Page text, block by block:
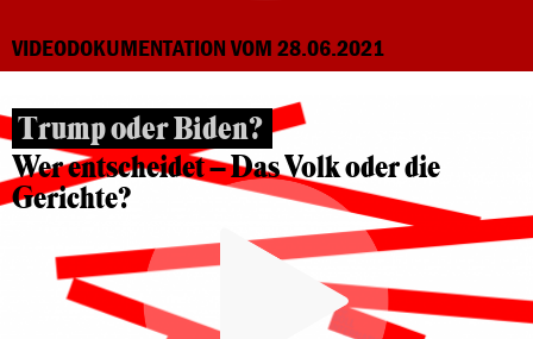
VIDEODOKUMENTATION VOM 28.06.2021
Trump oder Biden?
Wer entscheidet – Das Volk oder die
Gerichte?